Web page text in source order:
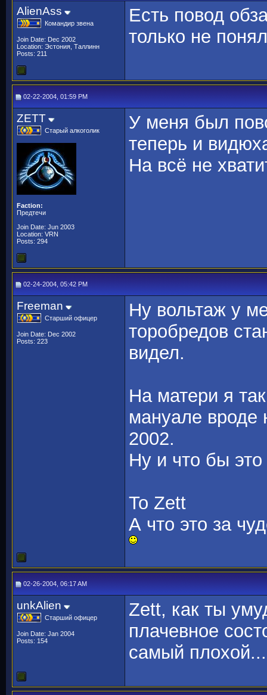
AlienAss
Командир звена
Join Date: Dec 2002
Location: Эстония, Таллинн
Posts: 211
Есть повод
только не
02-22-2004, 01:59 PM
ZETT
Старый алкоголик
Faction:
Предтечи
Join Date: Jun 2003
Location: VRN
Posts: 294
У меня был
теперь и
На всё не
02-24-2004, 05:42 PM
Freeman
Старший офицер
Join Date: Dec 2002
Posts: 223
Ну вольтаж у
торобредов
видел.
На матери я
мануале вроде
2002.
Ну и что бы это
To Zett
А что это за
02-26-2004, 06:17 AM
unkAlien
Старший офицер
Join Date: Jan 2004
Posts: 154
Zett, как ты
плачевное
самый